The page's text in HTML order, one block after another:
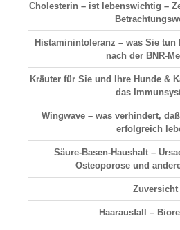
Cholesterin – ist lebenswichtig –
Histaminintoleranz – was Sie tun
nach der BNR-
Kräuter für Sie und Ihre Hunde &
das
Wingwave – was verhindert,
erfolgreich
Säure-Basen-Haushalt –
Osteoporose und
Zuversicht
Haarausfall –